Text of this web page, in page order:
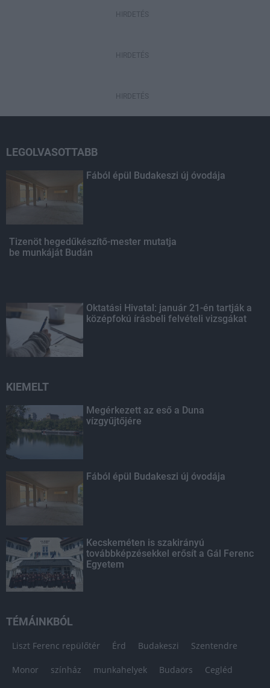
HIRDETÉS
HIRDETÉS
HIRDETÉS
LEGOLVASOTTABB
Fából épül Budakeszi új óvodája
Tizenöt hegedűkészítő-mester mutatja
be munkáját Budán
Oktatási Hivatal: január 21-én tartják a
középfokú írásbeli felvételi vizsgákat
KIEMELT
Megérkezett az eső a Duna
vízgyűjtőjére
Fából épül Budakeszi új óvodája
Kecskeméten is szakirányú
továbbképzésekkel erősít a Gál Ferenc
Egyetem
TÉMÁINKBÓL
Liszt Ferenc repülőtér Érd Budakeszi Szentendre
Monor színház munkahelyek Budaörs Cegléd